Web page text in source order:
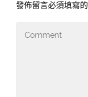
發佈留言必須填寫